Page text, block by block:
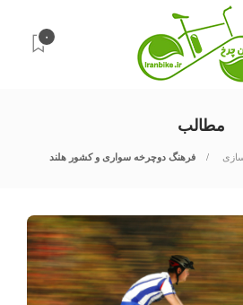
۰
مطالب
فرهنگ دوچرخه سواری و کشور هلند